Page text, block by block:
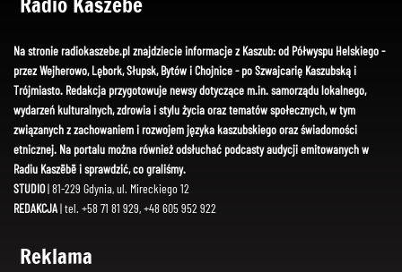
Na stronie radiokaszebe.pl znajdziecie informacje z Kaszub: od Półwyspu Helskiego -
przez Wejherowo, Lębork, Słupsk, Bytów i Chojnice - po Szwajcarię Kaszubską i
Trójmiasto. Redakcja przygotowuje newsy dotyczące m.in. samorządu lokalnego,
wydarzeń kulturalnych, zdrowia i stylu życia oraz tematów społecznych, w tym
związanych z zachowaniem i rozwojem języka kaszubskiego oraz świadomości
etnicznej. Na portalu można również odsłuchać podcasty audycji emitowanych w
Radiu Kaszëbë i sprawdzić, co graliśmy.
STUDIO| 81-229 Gdynia, ul. Mireckiego 12
REDAKCJA| tel. +58 71 81 929, +48 605 952 922
Reklama